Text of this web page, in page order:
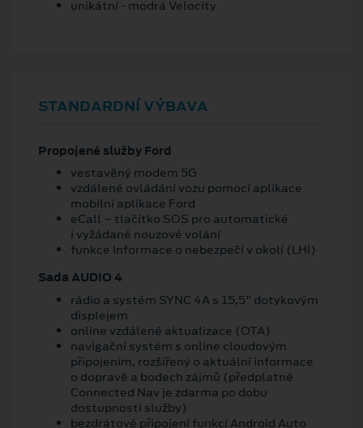
unikátní - modrá Velocity
STANDARDNÍ VÝBAVA
Propojené služby Ford
vestavěný modem 5G
vzdálené ovládání vozu pomocí aplikace
mobilní aplikace Ford
eCall – tlačítko SOS pro automatické
i vyžádané nouzové volání
funkce Informace o nebezpečí v okolí (LHI)
Sada AUDIO 4
rádio a systém SYNC 4A s 15,5" dotykovým
displejem
online vzdálené aktualizace (OTA)
navigační systém s online cloudovým
připojením, rozšířený o aktuální informace
o dopravě a bodech zájmů (předplatné
Connected Nav je zdarma po dobu
dostupnosti služby)
bezdrátové připojení funkcí Android Auto